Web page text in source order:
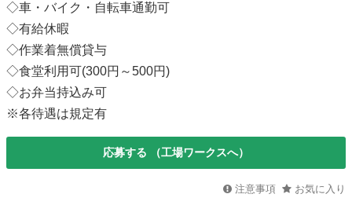
◇車・バイク・自転車通勤可
◇有給休暇
◇作業着無償貸与
◇食堂利用可(300円～500円)
◇お弁当持込み可
※各待遇は規定有
応募する （工場ワークスへ）
注意事項 お気に入り